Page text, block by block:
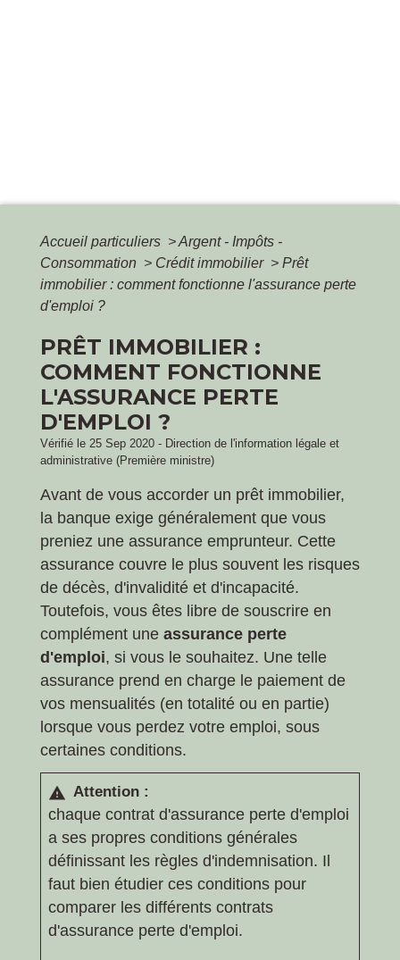
Accueil particuliers >Argent - Impôts -
Consommation > Crédit immobilier > Prêt
immobilier : comment fonctionne l'assurance perte
d'emploi ?
PRÊT IMMOBILIER :
COMMENT FONCTIONNE
L'ASSURANCE PERTE
D'EMPLOI ?
Vérifié le 25 Sep 2020 - Direction de l'information légale et
administrative (Première ministre)
Avant de vous accorder un prêt immobilier,
la banque exige généralement que vous
preniez une assurance emprunteur. Cette
assurance couvre le plus souvent les risques
de décès, d'invalidité et d'incapacité.
Toutefois, vous êtes libre de souscrire en
complément une assurance perte
d'emploi, si vous le souhaitez. Une telle
assurance prend en charge le paiement de
vos mensualités (en totalité ou en partie)
lorsque vous perdez votre emploi, sous
certaines conditions.
warning Attention :
chaque contrat d'assurance perte d'emploi
a ses propres conditions générales
définissant les règles d'indemnisation. Il
faut bien étudier ces conditions pour
comparer les différents contrats
d'assurance perte d'emploi.